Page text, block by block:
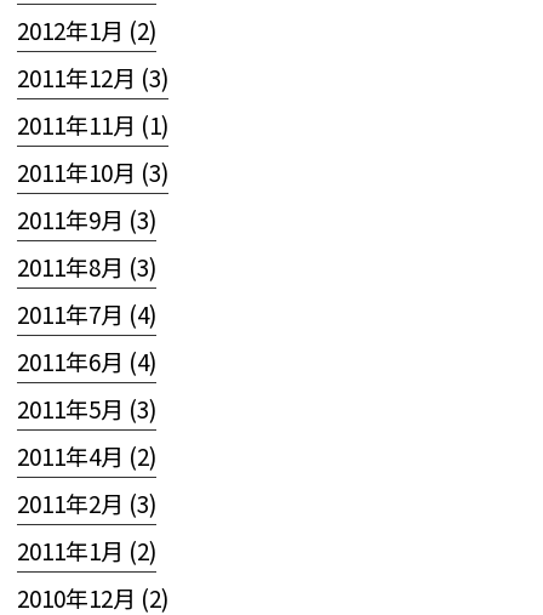
2012年1月 (2)
2011年12月 (3)
2011年11月 (1)
2011年10月 (3)
2011年9月 (3)
2011年8月 (3)
2011年7月 (4)
2011年6月 (4)
2011年5月 (3)
2011年4月 (2)
2011年2月 (3)
2011年1月 (2)
2010年12月 (2)